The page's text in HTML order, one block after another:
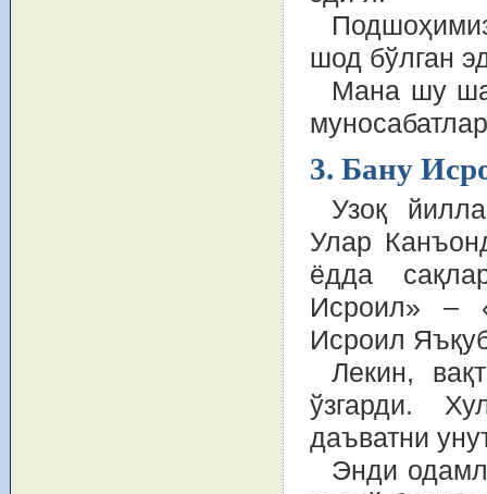
шод бўлган
Мана шу
3. Бану
Узоқ
Улар
ёдда
Исроил» –
Исроил
Лекин,
ўзгарди.
даъватни
Энди